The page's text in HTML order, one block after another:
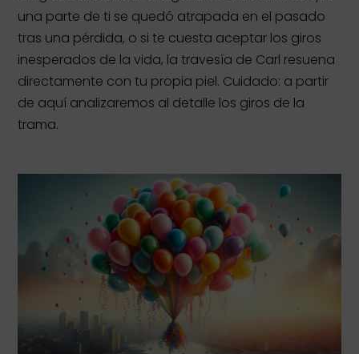
una parte de ti se quedó atrapada en el pasado
tras una pérdida, o si te cuesta aceptar los giros
inesperados de la vida, la travesía de Carl resuena
directamente con tu propia piel. Cuidado: a partir
de aquí analizaremos al detalle los giros de la
trama.